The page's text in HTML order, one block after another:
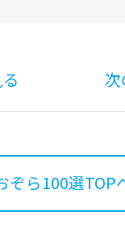
次
ぞら100選TOP